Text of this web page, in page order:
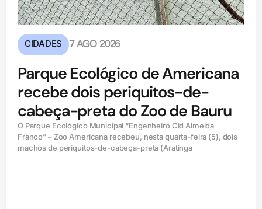
CIDADES 7 AGO 2026
Parque Ecológico de Americana
recebe dois periquitos-de-
cabeça-preta do Zoo de Bauru
O Parque Ecológico Municipal “Engenheiro Cid Almeida
Franco” – Zoo Americana recebeu, nesta quarta-feira (5), dois
machos de periquitos-de-cabeça-preta (Aratinga